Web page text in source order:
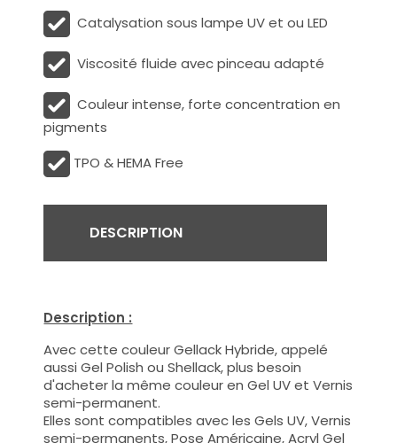
Catalysation sous lampe UV et ou LED
Viscosité fluide avec pinceau adapté
Couleur intense, forte concentration en
pigments
TPO & HEMA Free
DESCRIPTION
Description :
Avec cette couleur Gellack Hybride, appelé
aussi Gel Polish ou Shellack, plus besoin
d'acheter la même couleur en Gel UV et Vernis
semi-permanent.
Elles sont compatibles avec les Gels UV, Vernis
semi-permanents, Pose Américaine, Acryl Gel